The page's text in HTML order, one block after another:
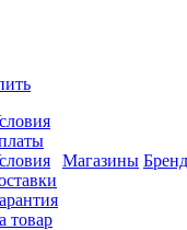
товар
Магазины